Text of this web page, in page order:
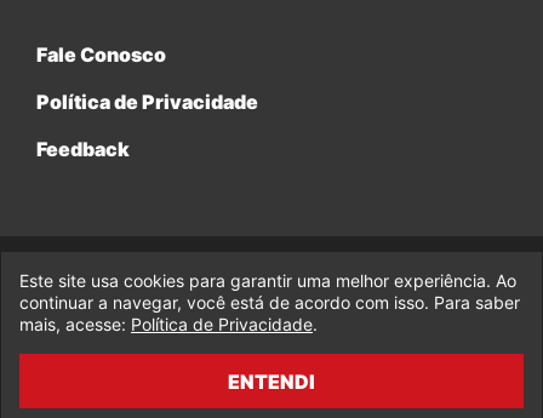
Fale Conosco
Política de Privacidade
Feedback
© 2017-2026 Legado da Marvel, uma empresa da Legado
Enterprises.
fabiolobo
Este site usa cookies para garantir uma melhor experiência. Ao
continuar a navegar, você está de acordo com isso. Para saber
mais, acesse: Política de Privacidade.
ENTENDI